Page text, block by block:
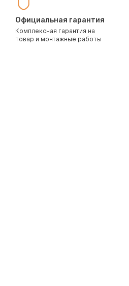
Официальная гарантия
Комплексная гарантия на
товар и монтажные работы